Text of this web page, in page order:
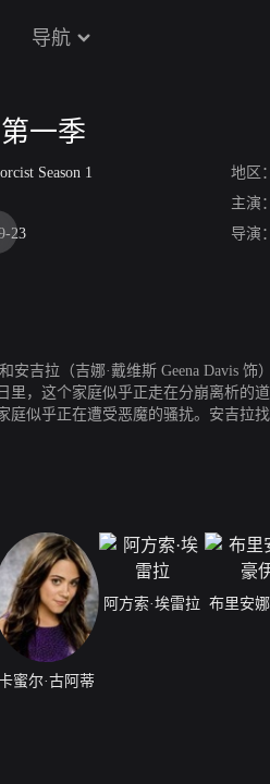
导航
一季
Season 1
地区
主演
23 导演
安吉拉（吉娜·戴维斯 Geena Davis
里，这个家庭似乎正走在分崩离析的
庭似乎正在遭受恶魔的骚扰。安吉拉
蜜尔·古阿蒂
阿方索·埃雷拉 布里安